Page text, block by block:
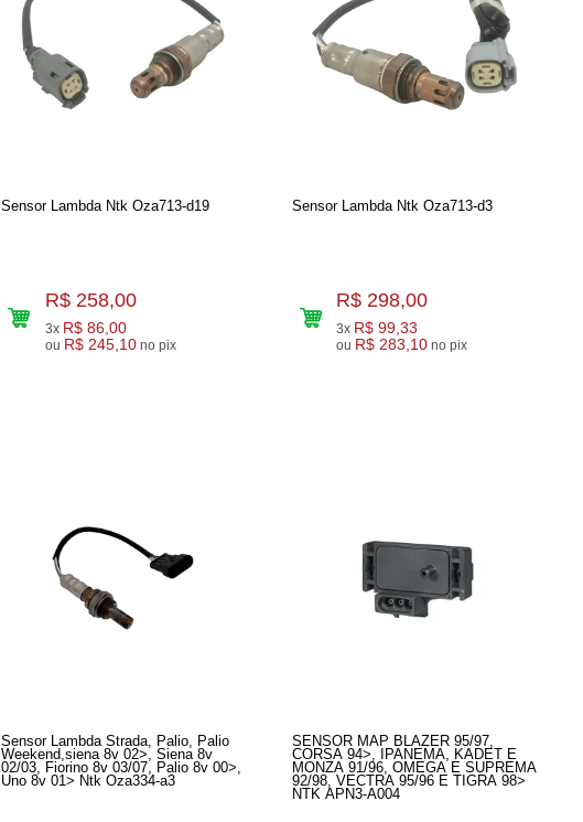
Sensor Lambda Ntk Oza713-d19
R$ 258,00
3x R$ 86,00
ou R$ 245,10 no pix
Sensor Lambda Ntk Oza713-d3
R$ 298,00
3x R$ 99,33
ou R$ 283,10 no pix
Sensor Lambda Strada, Palio, Palio
Weekend,siena 8v 02>, Siena 8v
02/03, Fiorino 8v 03/07, Palio 8v 00>,
Uno 8v 01> Ntk Oza334-a3
SENSOR MAP BLAZER 95/97,
CORSA 94>, IPANEMA, KADET E
MONZA 91/96, OMEGA E SUPREMA
92/98, VECTRA 95/96 E TIGRA 98>
NTK APN3-A004